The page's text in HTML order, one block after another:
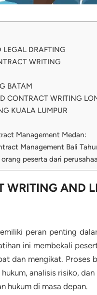
DRAFTING
WRITING
BATAM
CONTRACT WRITING
KUALA LUMPUR
Management Medan:
Management Bali
peserta dari
WRITING AND
peran penting
ini membekali
dan mengikat. Proses
analisis risiko,
hukum di masa depan.